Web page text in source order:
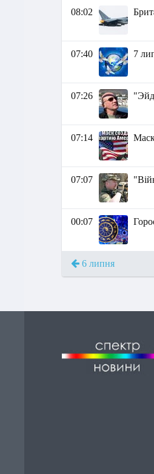
08:02
07:40 7
07:26
07:14
07:07
00:07
6 липня